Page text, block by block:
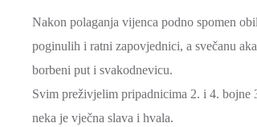
Nakon polaganja vijenca podno spomen
poginulih i ratni zapovjednici, a svečanu
borbeni put i svakodnevicu.
Svim preživjelim pripadnicima 2. i 4. bojne
neka je vječna slava i hvala.